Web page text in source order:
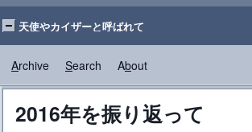
天使やカイザーと呼ばれて
Archive Search About
2016年を振り返って